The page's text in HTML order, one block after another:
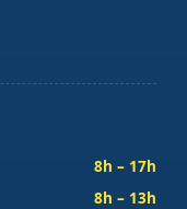
8h – 17h
8h – 13h